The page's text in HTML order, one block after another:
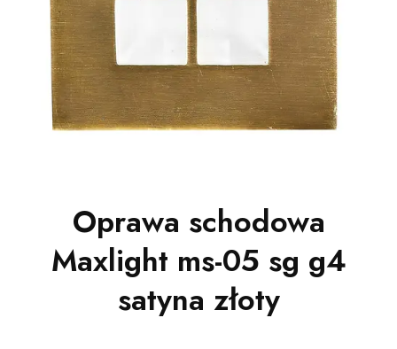
Oprawa schodowa
Maxlight ms-05 sg g4
satyna złoty